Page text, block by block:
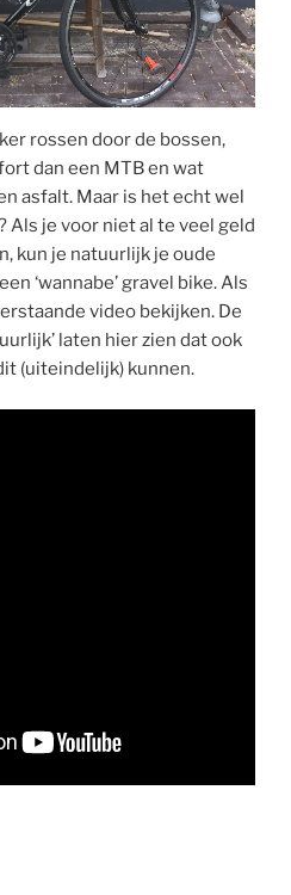
rossen door de bossen,
dan een MTB en wat
asfalt. Maar is het echt wel
Als je voor niet al te veel geld
kun je natuurlijk je oude
‘wannabe’ gravel bike. Als
video bekijken. De
laten hier zien dat ook
(uiteindelijk) kunnen.